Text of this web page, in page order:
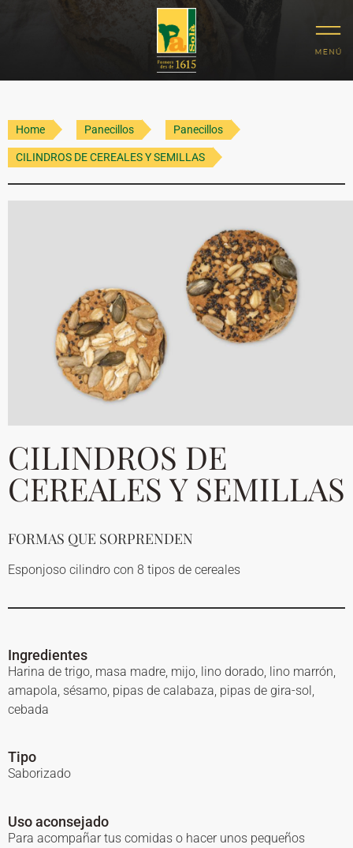
Home Panecillos Panecillos
CILINDROS DE CEREALES Y SEMILLAS
CILINDROS DE
CEREALES Y SEMILLAS
FORMAS QUE SORPRENDEN
Esponjoso cilindro con 8 tipos de cereales
Ingredientes
Harina de trigo, masa madre, mijo, lino dorado, lino marrón,
amapola, sésamo, pipas de calabaza, pipas de gira-sol,
cebada
Tipo
Saborizado
Uso aconsejado
Para acompañar tus comidas o hacer unos pequeños